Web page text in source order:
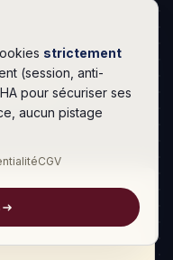
· 4 min
mineure (base
strictement
(session, anti-
pour sécuriser ses
aucun pistage
CGV